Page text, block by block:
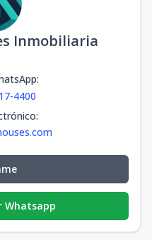
Inmobiliaria
:
4400
:
Whatsapp